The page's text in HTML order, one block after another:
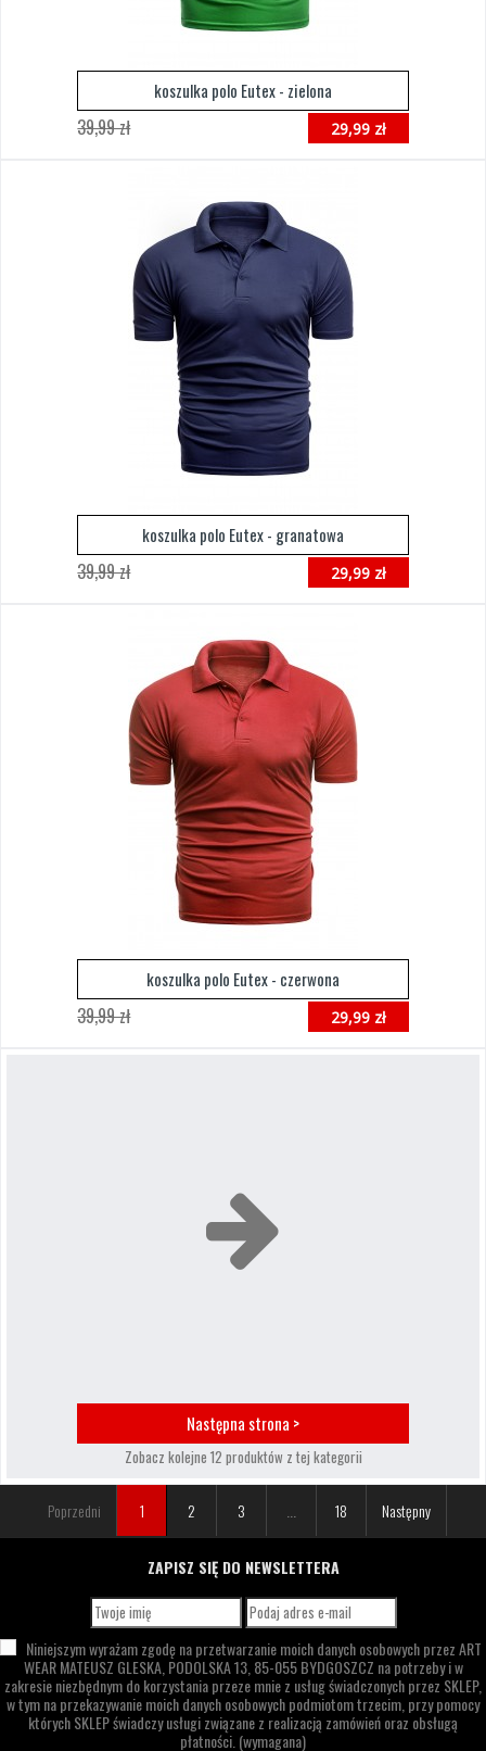
koszulka polo Eutex - zielona
29,99 zł
39,99 zł
koszulka polo Eutex - granatowa
29,99 zł
39,99 zł
koszulka polo Eutex - czerwona
29,99 zł
39,99 zł
Następna strona >
Zobacz kolejne 12 produktów z tej kategorii
Poprzedni 1 2 3 18 Następny
ZAPISZ SIĘ DO NEWSLETTERA
Niniejszym wyrażam zgodę na przetwarzanie moich danych osobowych przezART
WEAR MATEUSZ GLESKA, PODOLSKA 13, 85-055 BYDGOSZCZ na potrzeby i w
zakresie niezbędnym do korzystania przeze mnie z usług świadczonych przez SKLEP,
w tym na przekazywanie moich danych osobowych podmiotom trzecim, przy pomocy
których SKLEP świadczy usługi związane z realizacją zamówień oraz obsługą
płatności. (wymagana)